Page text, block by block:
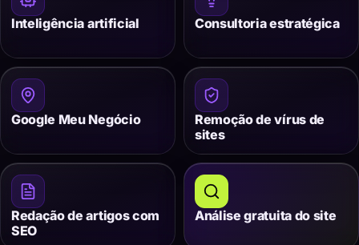
Inteligência artificial Consultoria estratégica
Google Meu Negócio
Remoção de vírus de
sites
Redação de artigos com
SEO
Análise gratuita do site